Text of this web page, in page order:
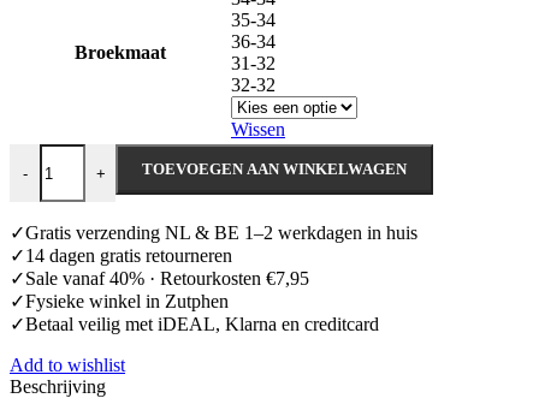
Broekmaat
35-34
36-34
31-32
32-32
Wissen
-
Travelstof Broek Van Alberto aantal
+ TOEVOEGEN AAN WINKELWAGEN
✓Gratis verzending NL & BE 1–2 werkdagen in huis
✓14 dagen gratis retourneren
✓Sale vanaf 40% · Retourkosten €7,95
✓Fysieke winkel in Zutphen
✓Betaal veilig met iDEAL, Klarna en creditcard
Add to wishlist
Beschrijving